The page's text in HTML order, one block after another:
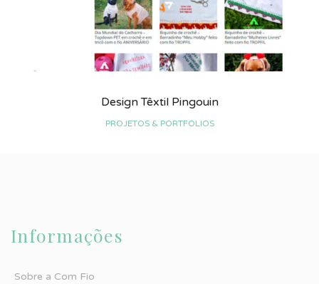
Design Têxtil Pingouin
PROJETOS & PORTFOLIOS
Informações
Sobre a Com Fio